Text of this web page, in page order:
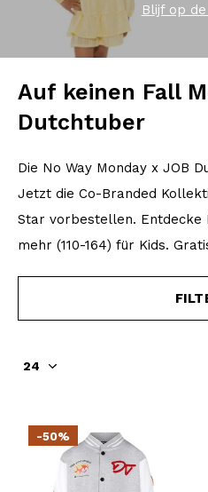
Blijf op
Auf keinen Fall
Dutchtuber
Die No Way Monday x JOB
Jetzt die Co-Branded
Star vorbestellen. Entdecke
mehr (110-164) für Kids.
-50%